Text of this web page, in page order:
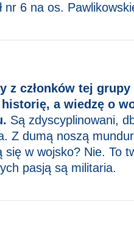
nr 6 na os.
z członków tej
historię, a wiedzę o
Są zdyscyplinowani,
Z dumą noszą
się w wojsko? Nie. To
pasją są militaria.